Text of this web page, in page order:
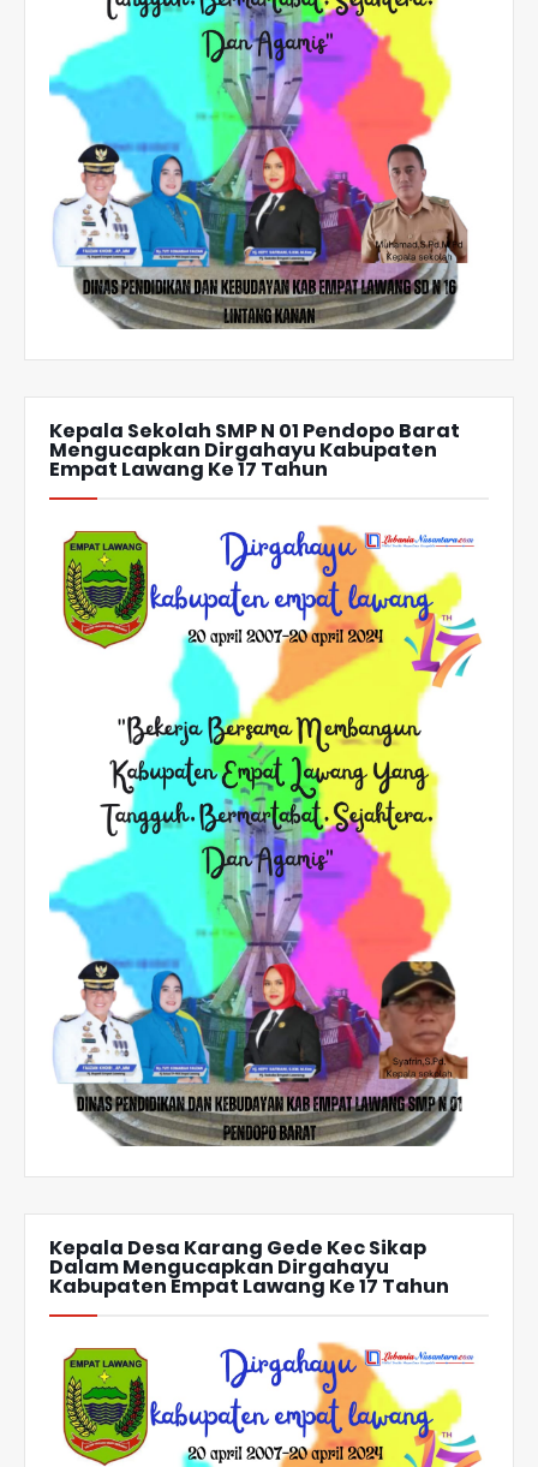
Kepala Sekolah SMP N 01 Pendopo Barat
Mengucapkan Dirgahayu Kabupaten
Empat Lawang Ke 17 Tahun
Kepala Desa Karang Gede Kec Sikap
Dalam Mengucapkan Dirgahayu
Kabupaten Empat Lawang Ke 17 Tahun